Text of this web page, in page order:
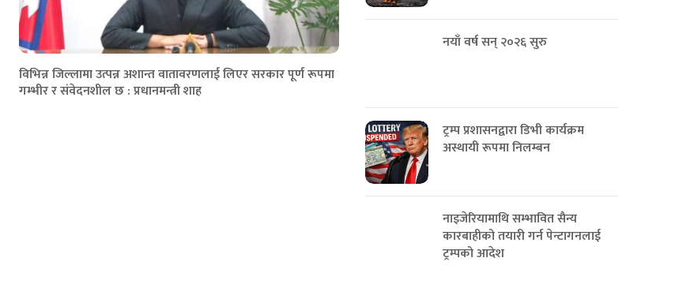
विभिन्न जिल्लामा उत्पन्न अशान्त वातावरणलाई लिएर सरकार पूर्ण रूपमा
गम्भीर र संवेदनशील छ : प्रधानमन्त्री शाह
नयाँ वर्ष सन् २०२६ सुरु
ट्रम्प प्रशासनद्वारा डिभी कार्यक्रम
अस्थायी रूपमा निलम्बन
नाइजेरियामाथि सम्भावित सैन्य
कारबाहीको तयारी गर्न पेन्टागनलाई
ट्रम्पको आदेश